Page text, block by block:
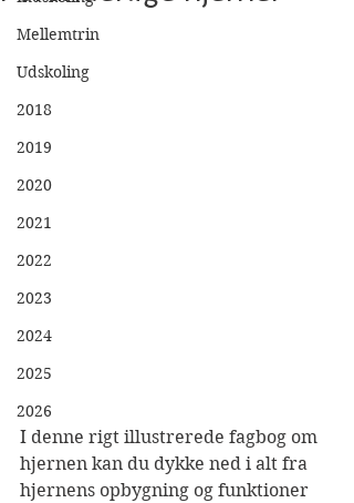
Mellemtrin
Udskoling
2018
2019
2020
2021
2022
2023
2024
2025
2026
I denne rigt illustrerede fagbog om
hjernen kan du dykke ned i alt fra
hjernens opbygning og funktioner